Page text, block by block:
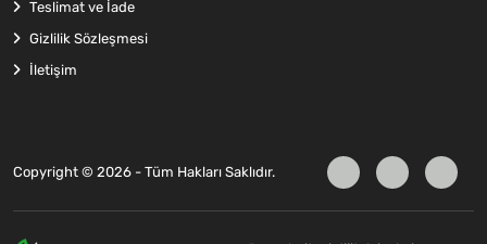
Teslimat ve İade
Gizlilik Sözleşmesi
İletişim
Copyright © 2026 - Tüm Hakları Saklıdır.